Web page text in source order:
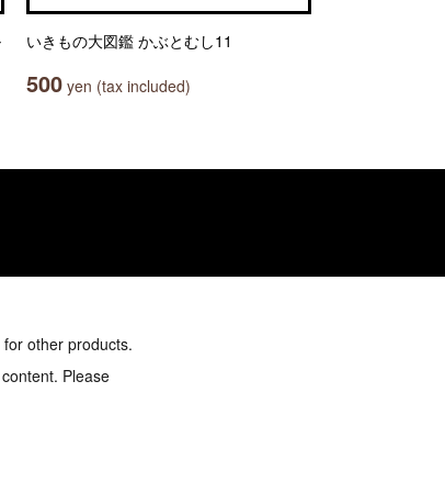
いきもの大図鑑 かぶとむし11
500 yen (tax included)
other products.
Please